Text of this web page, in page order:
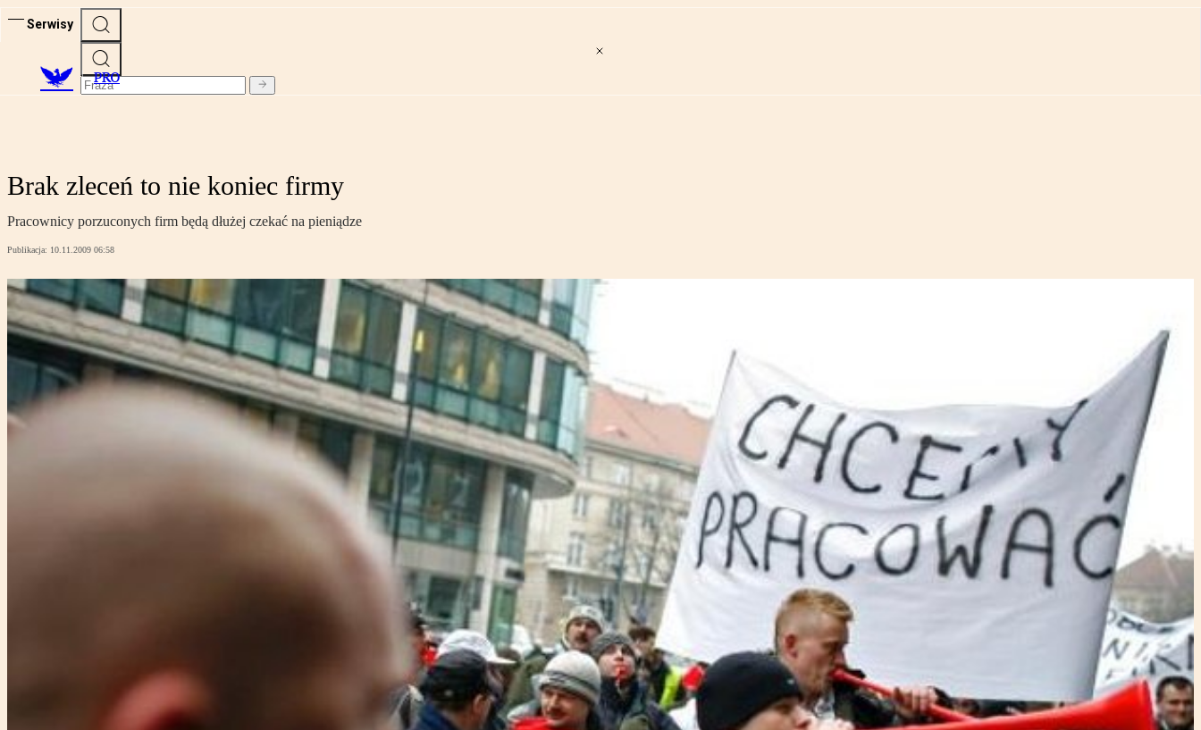
Serwisy
PRO
Brak zleceń to nie koniec firmy
Pracownicy porzuconych firm będą dłużej czekać na pieniądze
Publikacja: 10.11.2009 06:58